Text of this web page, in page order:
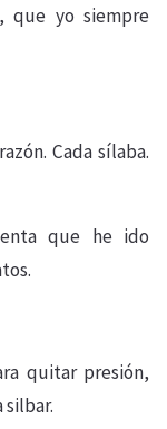
que yo siempre
Cada sílaba.
que he ido
quitar presión,
silbar.